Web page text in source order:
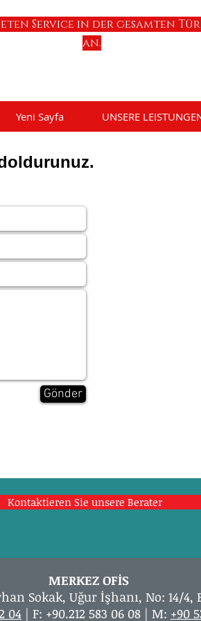
Service in der gesamten
an.
Yeni Sayfa UNSERE
Gönder
MERKEZ OFİS
Sokak, Uğur İşhanı, No: 14/4,
04 | F: +90.212 583 06 08 | M: +90
Kontaktieren Sie unsere Berater